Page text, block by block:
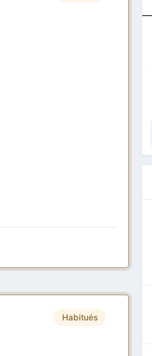
Habitués